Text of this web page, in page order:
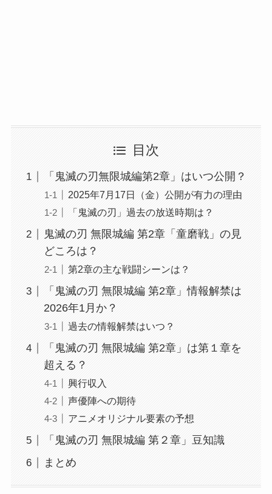
目次
「鬼滅の刃無限城編第2章」はいつ公開？
2025年7月17日（金）公開が有力の理由
「鬼滅の刃」過去の放送時期は？
鬼滅の刃 無限城編 第2章「童磨戦」の見
どころは？
第2章の主な戦闘シーンは？
「鬼滅の刃 無限城編 第2章」情報解禁は
2026年1月か？
過去の情報解禁はいつ？
「鬼滅の刃 無限城編 第2章」は第１章を
超える？
興行収入
声優陣への期待
アニメオリジナル要素の予想
「鬼滅の刃 無限城編 第２章」豆知識
まとめ